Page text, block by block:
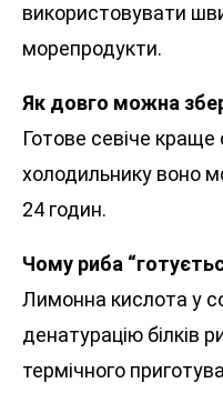
використовувати
морепродукти.
Як довго можна
Готове севіче
холодильнику воно
24 годин.
Чому риба
Лимонна кислота у
денатурацію білків
термічного